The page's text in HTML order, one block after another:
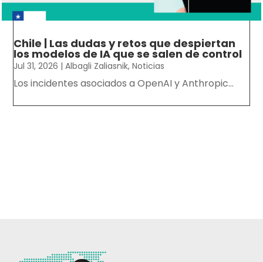
Chile | Las dudas y retos que despiertan
los modelos de IA que se salen de control
Jul 31, 2026 |Albagli Zaliasnik,Noticias
Los incidentes asociados a OpenAI y Anthropic...